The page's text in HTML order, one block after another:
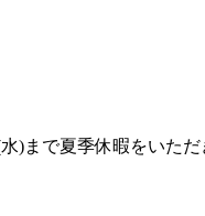
)まで夏季休暇をいた